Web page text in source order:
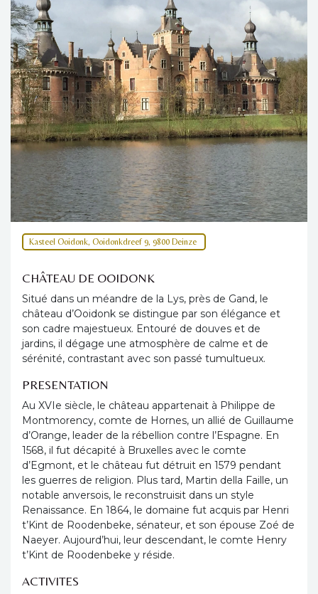
Kasteel Ooidonk, Ooidonkdreef 9, 9800 Deinze
CHÂTEAU DE OOIDONK
Situé dans un méandre de la Lys, près de Gand, le
château d’Ooidonk se distingue par son élégance et
son cadre majestueux. Entouré de douves et de
jardins, il dégage une atmosphère de calme et de
sérénité, contrastant avec son passé tumultueux.
PRESENTATION
Au XVIe siècle, le château appartenait à Philippe de
Montmorency, comte de Hornes, un allié de Guillaume
d’Orange, leader de la rébellion contre l’Espagne. En
1568, il fut décapité à Bruxelles avec le comte
d’Egmont, et le château fut détruit en 1579 pendant
les guerres de religion. Plus tard, Martin della Faille, un
notable anversois, le reconstruisit dans un style
Renaissance. En 1864, le domaine fut acquis par Henri
t’Kint de Roodenbeke, sénateur, et son épouse Zoé de
Naeyer. Aujourd’hui, leur descendant, le comte Henry
t’Kint de Roodenbeke y réside.
ACTIVITES